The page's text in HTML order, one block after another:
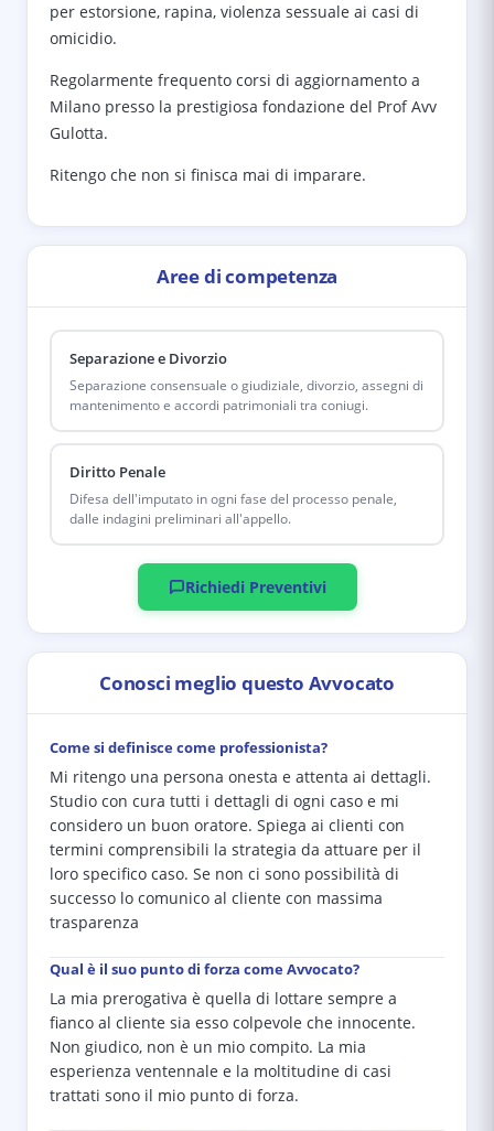
per estorsione, rapina, violenza sessuale ai casi di
omicidio.
Regolarmente frequento corsi di aggiornamento a
Milano presso la prestigiosa fondazione del Prof Avv
Gulotta.
Ritengo che non si finisca mai di imparare.
Aree di competenza
Separazione e Divorzio
Separazione consensuale o giudiziale, divorzio, assegni di
mantenimento e accordi patrimoniali tra coniugi.
Diritto Penale
Difesa dell'imputato in ogni fase del processo penale,
dalle indagini preliminari all'appello.
Richiedi Preventivi
Conosci meglio questo Avvocato
Come si definisce come professionista?
Mi ritengo una persona onesta e attenta ai dettagli.
Studio con cura tutti i dettagli di ogni caso e mi
considero un buon oratore. Spiega ai clienti con
termini comprensibili la strategia da attuare per il
loro specifico caso. Se non ci sono possibilità di
successo lo comunico al cliente con massima
trasparenza
Qual è il suo punto di forza come Avvocato?
La mia prerogativa è quella di lottare sempre a
fianco al cliente sia esso colpevole che innocente.
Non giudico, non è un mio compito. La mia
esperienza ventennale e la moltitudine di casi
trattati sono il mio punto di forza.